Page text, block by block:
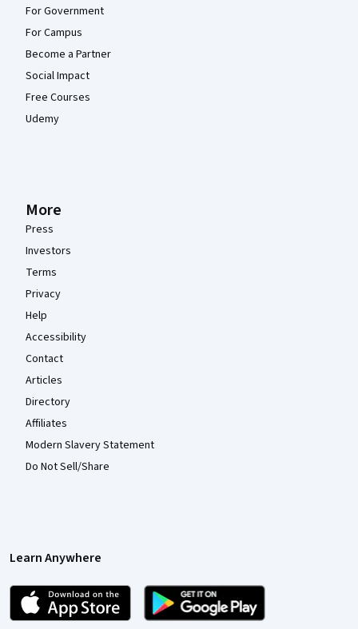
For Government
For Campus
Become a Partner
Social Impact
Free Courses
Udemy
More
Press
Investors
Terms
Privacy
Help
Accessibility
Contact
Articles
Directory
Affiliates
Modern Slavery Statement
Do Not Sell/Share
Learn Anywhere